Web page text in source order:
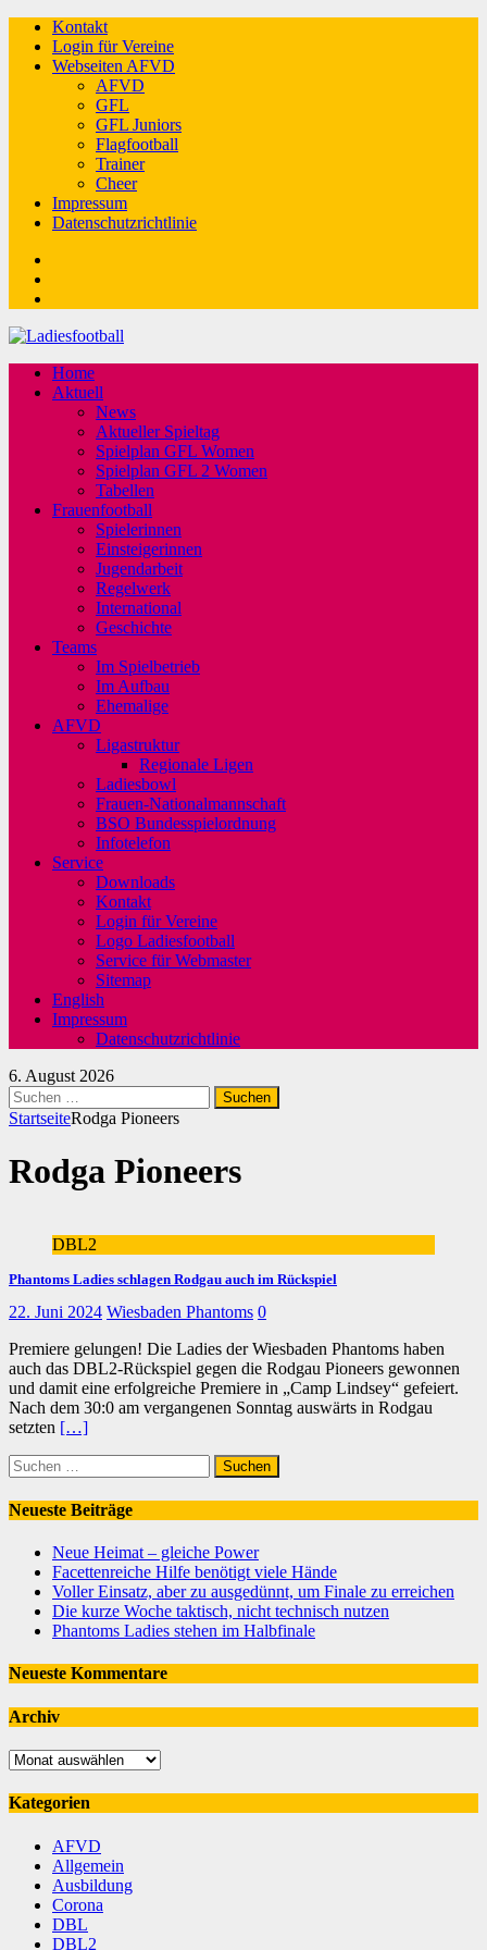
Kontakt
Login für Vereine
Webseiten AFVD
AFVD
GFL
GFL Juniors
Flagfootball
Trainer
Cheer
Impressum
Datenschutzrichtlinie
Home
Aktuell
News
Aktueller Spieltag
Spielplan GFL Women
Spielplan GFL 2 Women
Tabellen
Frauenfootball
Spielerinnen
Einsteigerinnen
Jugendarbeit
Regelwerk
International
Geschichte
Teams
Im Spielbetrieb
Im Aufbau
Ehemalige
AFVD
Ligastruktur
Regionale Ligen
Ladiesbowl
Frauen-Nationalmannschaft
BSO Bundesspielordnung
Infotelefon
Service
Downloads
Kontakt
Login für Vereine
Logo Ladiesfootball
Service für Webmaster
Sitemap
English
Impressum
Datenschutzrichtlinie
6. August 2026
Suchen
nach:
StartseiteRodga Pioneers
Rodga Pioneers
DBL2
Phantoms Ladies schlagen Rodgau auch im Rückspiel
22. Juni 2024 Wiesbaden Phantoms 0
Premiere gelungen! Die Ladies der Wiesbaden Phantoms haben
auch das DBL2-Rückspiel gegen die Rodgau Pioneers gewonnen
und damit eine erfolgreiche Premiere in „Camp Lindsey“ gefeiert.
Nach dem 30:0 am vergangenen Sonntag auswärts in Rodgau
setzten […]
Suchen
nach:
Neueste Beiträge
Neue Heimat – gleiche Power
Facettenreiche Hilfe benötigt viele Hände
Voller Einsatz, aber zu ausgedünnt, um Finale zu erreichen
Die kurze Woche taktisch, nicht technisch nutzen
Phantoms Ladies stehen im Halbfinale
Neueste Kommentare
Archiv
Archiv
Kategorien
AFVD
Allgemein
Ausbildung
Corona
DBL
DBL2